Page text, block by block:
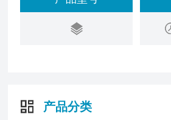
产品分类